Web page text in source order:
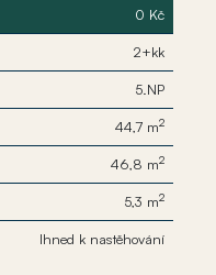
0 Kč
2+kk
5.NP
44,7 m2
46,8 m2
5,3 m2
Ihned k nastěhování